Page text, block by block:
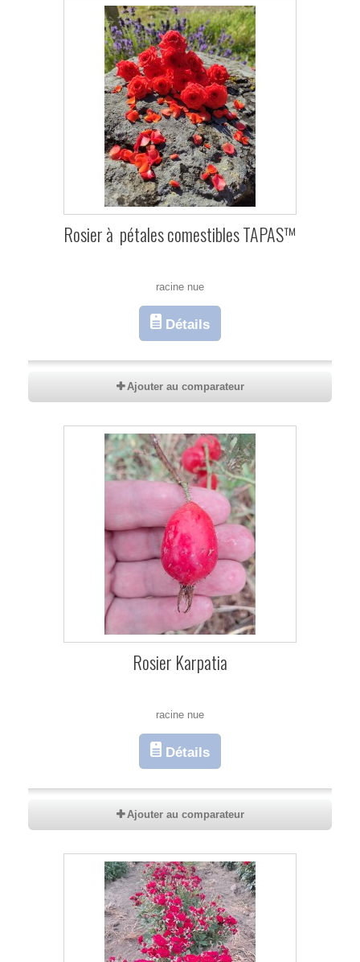
Rosier à pétales comestibles TAPAS™
racine nue
Détails
Ajouter au comparateur
Rosier Karpatia
racine nue
Détails
Ajouter au comparateur